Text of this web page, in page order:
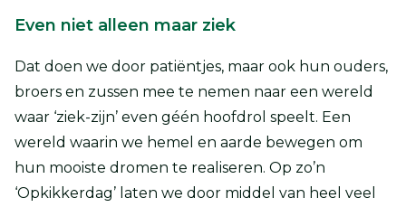
Even niet alleen maar ziek
Dat doen we door patiëntjes, maar ook hun ouders,
broers en zussen mee te nemen naar een wereld
waar ‘ziek-zijn’ even géén hoofdrol speelt. Een
wereld waarin we hemel en aarde bewegen om
hun mooiste dromen te realiseren. Op zo’n
‘Opkikkerdag’ laten we door middel van heel veel